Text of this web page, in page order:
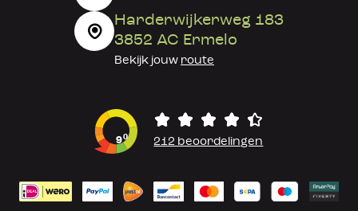
Harderwijkerweg 183
3852 AC Ermelo
Bekijk jouw route
90 212 beoordelingen